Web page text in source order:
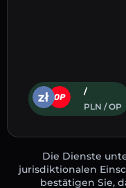
/
PLN / OP
Die Dienste
jurisdiktionalen
bestätigen Sie,